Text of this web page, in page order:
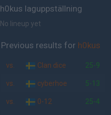
h0kus laguppställning
No lineup yet
Previous results for h0kus
vs. Clan dice 25-9
vs. cyberhoe 5-13
vs. 0-12 25-4